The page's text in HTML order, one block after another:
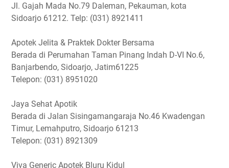
Jl. Gajah Mada No.79 Daleman, Pekauman, kota
Sidoarjo 61212. Telp: (031) 8921411
Apotek Jelita & Praktek Dokter Bersama
Berada di Perumahan Taman Pinang Indah D-VI No.6,
Banjarbendo, Sidoarjo, Jatim61225
Telepon: (031) 8951020
Jaya Sehat Apotik
Berada di Jalan Sisingamangaraja No.46 Kwadengan
Timur, Lemahputro, Sidoarjo 61213
Telepon: (031) 8921309
Viva Generic Apotek Bluru Kidul